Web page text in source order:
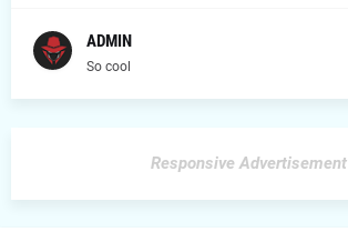
ADMIN
So cool
Responsive Advertisement